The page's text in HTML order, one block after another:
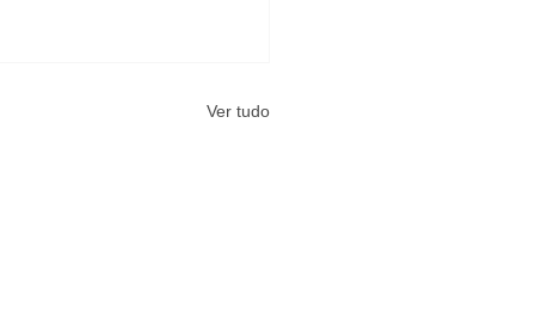
Ver tudo